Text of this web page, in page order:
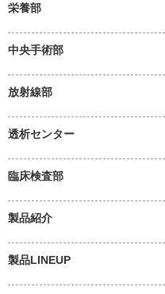
栄養部
中央手術部
放射線部
透析センター
臨床検査部
製品紹介
製品LINEUP